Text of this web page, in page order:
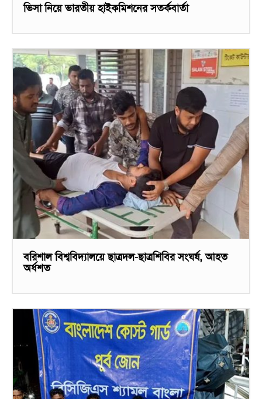
ভিসা নিয়ে ভারতীয় হাইকমিশনের সতর্কবার্তা
বরিশাল বিশ্ববিদ্যালয়ে ছাত্রদল-ছাত্রশিবির সংঘর্ষ, আহত
অর্ধশত